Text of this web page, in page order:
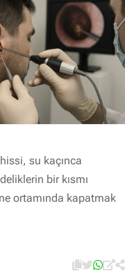
su kaçınca
bir kısmı
ortamında kapatmak